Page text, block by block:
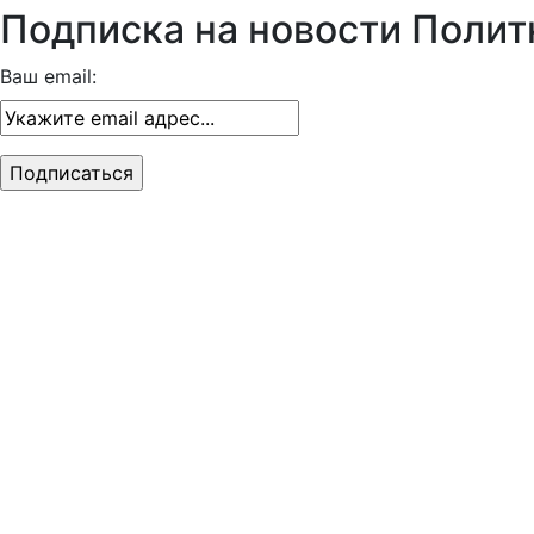
Подписка на новости
Ваш email: